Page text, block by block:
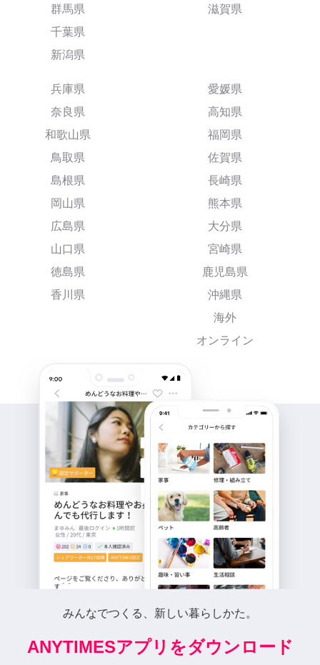
群馬県
千葉県
新潟県
滋賀県
兵庫県
奈良県
和歌山県
鳥取県
島根県
岡山県
広島県
山口県
徳島県
香川県
愛媛県
高知県
福岡県
佐賀県
長崎県
熊本県
大分県
宮崎県
鹿児島県
沖縄県
海外
オンライン
みんなでつくる、新しい暮らしかた。
ANYTIMESアプリをダウンロード